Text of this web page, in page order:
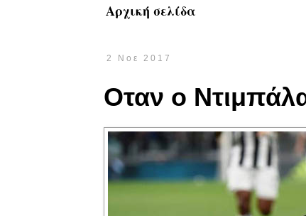
Αρχική σελίδα
2 Νοε 2017
Οταν ο